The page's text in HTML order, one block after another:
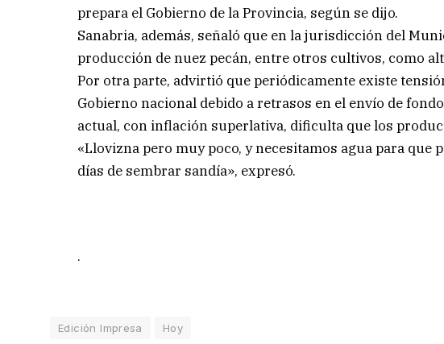
prepara el Gobierno de la Provincia, según se dijo.
Sanabria, además, señaló que en la jurisdicción del
producción de nuez pecán, entre otros cultivos, como
Por otra parte, advirtió que periódicamente existe
Gobierno nacional debido a retrasos en el envío de
actual, con inflación superlativa, dificulta que los
«Llovizna pero muy poco, y necesitamos agua para que
días de sembrar sandía», expresó.
.
Edición Impresa Hoy